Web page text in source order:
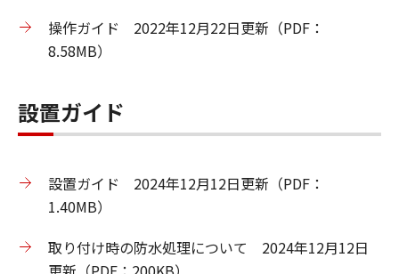
操作ガイド 2022年12月22日更新（PDF：
8.58MB）
設置ガイド
設置ガイド 2024年12月12日更新（PDF：
1.40MB）
取り付け時の防水処理について 2024年12月12日